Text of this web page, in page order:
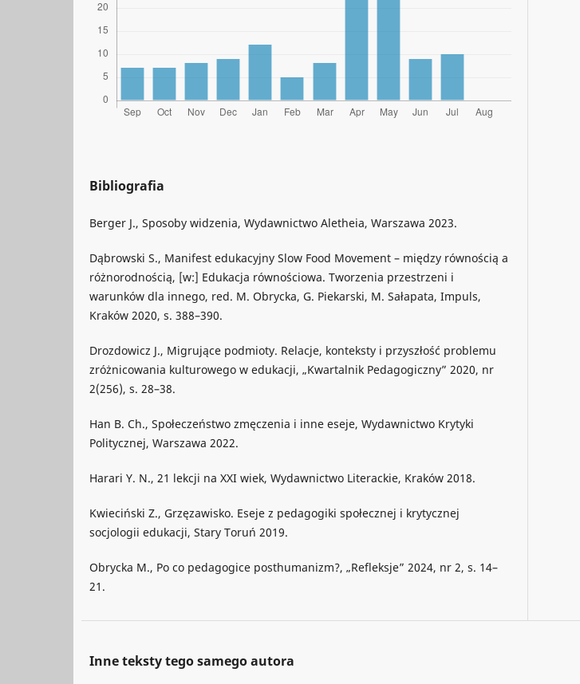
Bibliografia
Berger J., Sposoby widzenia, Wydawnictwo Aletheia, Warszawa 2023.
Dąbrowski S., Manifest edukacyjny Slow Food Movement – między równością a
różnorodnością, [w:] Edukacja równościowa. Tworzenia przestrzeni i
warunków dla innego, red. M. Obrycka, G. Piekarski, M. Sałapata, Impuls,
Kraków 2020, s. 388–390.
Drozdowicz J., Migrujące podmioty. Relacje, konteksty i przyszłość problemu
zróżnicowania kulturowego w edukacji, „Kwartalnik Pedagogiczny” 2020, nr
2(256), s. 28–38.
Han B. Ch., Społeczeństwo zmęczenia i inne eseje, Wydawnictwo Krytyki
Politycznej, Warszawa 2022.
Harari Y. N., 21 lekcji na XXI wiek, Wydawnictwo Literackie, Kraków 2018.
Kwieciński Z., Grzęzawisko. Eseje z pedagogiki społecznej i krytycznej
socjologii edukacji, Stary Toruń 2019.
Obrycka M., Po co pedagogice posthumanizm?, „Refleksje” 2024, nr 2, s. 14–
21.
Inne teksty tego samego autora